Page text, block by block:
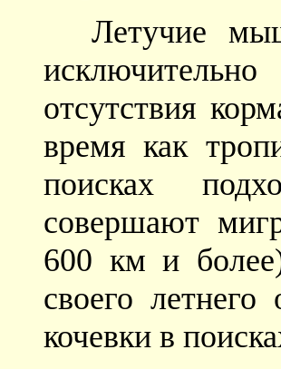
Летучие
отсутствия
время как
поисках
совершают
600 км и
своего
кочевки в